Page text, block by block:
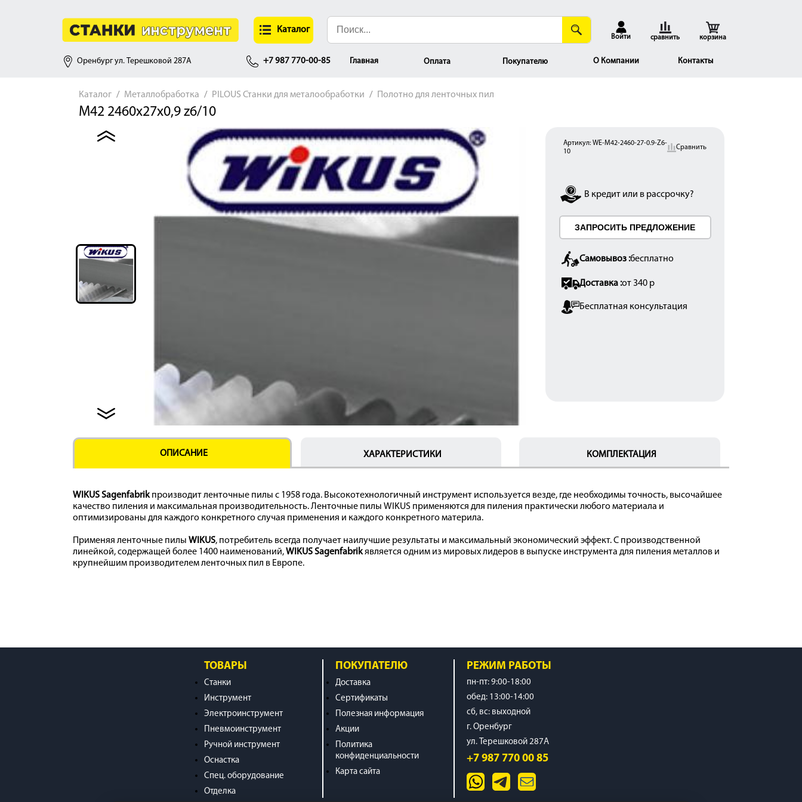
Каталог
Войти сравнить корзина
Оренбург ул. Терешковой 287А +7 987 770-00-85 Главная Оплата Покупателю О Компании Контакты
Каталог Металлобработка PILOUS Станки для металообработки Полотно для ленточных пил
M42 2460x27x0,9 z6/10
Артикул: WE-M42-2460-27-0.9-Z6-
10
Сравнить
В кредит или в рассрочку?
ЗАПРОСИТЬ ПРЕДЛОЖЕНИЕ
Самовывоз :бесплатно
Доставка :от 340 р
Бесплатная консультация
ОПИСАНИЕ ХАРАКТЕРИСТИКИ КОМПЛЕКТАЦИЯ
WIKUSSagenfabrikпроизводит ленточные пилы с 1958 года. Высокотехнологичный инструмент используется везде, где необходимы точность, высочайшее
качество пиления и максимальная производительность. Ленточные пилы WIKUS применяются для пиления практически любого материала и
оптимизированы для каждого конкретного случая применения и каждого конкретного материла.
Применяя ленточные пилы WIKUS, потребитель всегда получает наилучшие результаты и максимальный экономический эффект. С производственной
линейкой, содержащей более 1400 наименований,WIKUSSagenfabrikявляется одним из мировых лидеров в выпуске инструмента для пиления металлов и
крупнейшим производителем ленточных пил в Европе.
ТОВАРЫ
Станки
Инструмент
Электроинструмент
Пневмоинструмент
Ручной инструмент
Оснастка
Спец. оборудование
Отделка
ПОКУПАТЕЛЮ
Доставка
Сертификаты
Полезная информация
Акции
Политика
конфиденциальности
Карта сайта
РЕЖИМ РАБОТЫ
пн-пт: 9:00-18:00
обед: 13:00-14:00
cб, вс: выходной
г. Оренбург
ул. Терешковой 287А
+7 987 770 00 85